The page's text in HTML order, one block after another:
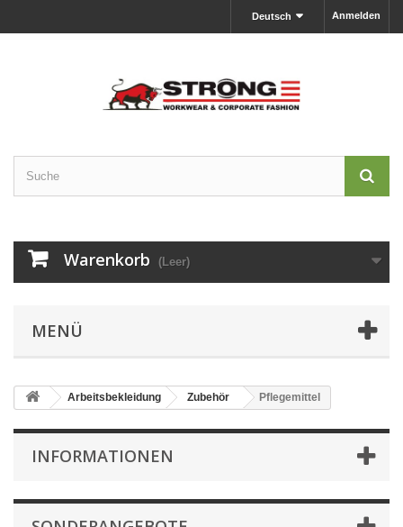
Anmelden
Deutsch
Warenkorb (Leer)
MENÜ
Arbeitsbekleidung Zubehör Pflegemittel
INFORMATIONEN